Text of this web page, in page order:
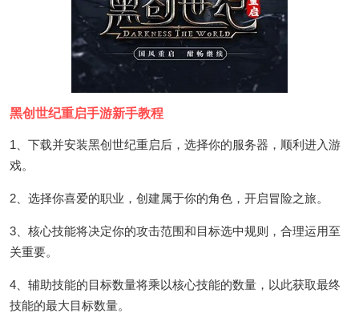
黑创世纪重启手游新手教程
1、下载并安装黑创世纪重启后，选择你的服务器，顺利进入游
戏。
2、选择你喜爱的职业，创建属于你的角色，开启冒险之旅。
3、核心技能将决定你的攻击范围和目标选中规则，合理运用至
关重要。
4、辅助技能的目标数量将乘以核心技能的数量，以此获取最终
技能的最大目标数量。